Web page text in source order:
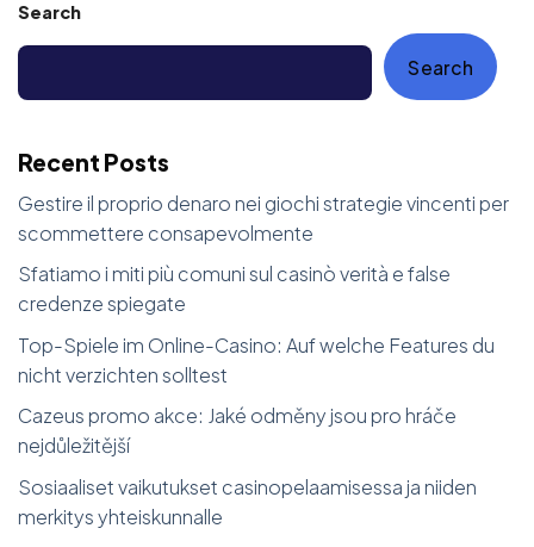
Search
Search
Recent Posts
Gestire il proprio denaro nei giochi strategie vincenti per
scommettere consapevolmente
Sfatiamo i miti più comuni sul casinò verità e false
credenze spiegate
Top-Spiele im Online-Casino: Auf welche Features du
nicht verzichten solltest
Cazeus promo akce: Jaké odměny jsou pro hráče
nejdůležitější
Sosiaaliset vaikutukset casinopelaamisessa ja niiden
merkitys yhteiskunnalle